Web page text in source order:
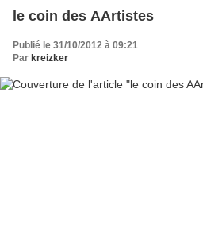
le coin des AArtistes
Publié le 31/10/2012 à 09:21
Par kreizker